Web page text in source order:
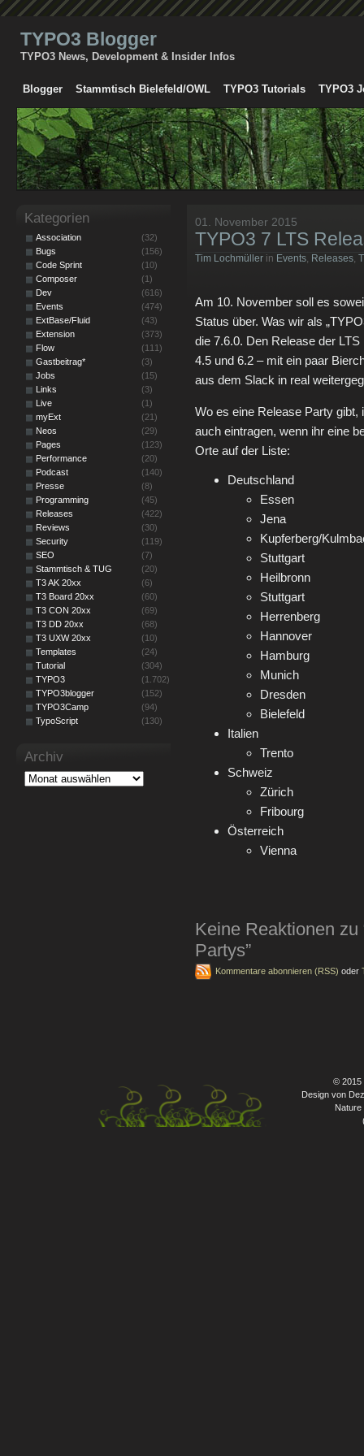
TYPO3 Blogger
TYPO3 News, Development & Insider Infos
Blogger Stammtisch Bielefeld/OWL TYPO3 Tutorials TYPO3
01. November 2015
TYPO3 7 LTS
Tim Lochmüller in Events, Releases,
Am 10. November soll es
Status über. Was wir als
die 7.6.0. Den Release der
4.5 und 6.2 – mit ein paar
aus dem Slack in real
Wo es eine Release Party
auch eintragen, wenn ihr eine
Orte auf der Liste:
Deutschland
Essen
Jena
Kupferberg/
Stuttgart
Heilbronn
Stuttgart
Herrenberg
Hannover
Hamburg
Munich
Dresden
Bielefeld
Italien
Trento
Schweiz
Zürich
Fribourg
Österreich
Vienna
Keine Reaktionen zu
Partys”
Kommentare abonnieren (RSS) oder
Kategorien
Association
(32)
Bugs
(156)
Code Sprint
(10)
Composer
(1)
Dev
(616)
Events
(474)
ExtBase/Fluid
(43)
Extension
(373)
Flow
(111)
Gastbeitrag*
(3)
Jobs
(15)
Links
(3)
Live
(1)
myExt
(21)
Neos
(29)
Pages
(123)
Performance
(20)
Podcast
(140)
Presse
(8)
Programming
(45)
Releases
(422)
Reviews
(30)
Security
(119)
SEO
(7)
Stammtisch & TUG
(20)
T3 AK 20xx
(6)
T3 Board 20xx
(60)
T3 CON 20xx
(69)
T3 DD 20xx
(68)
T3 UXW 20xx
(10)
Templates
(24)
Tutorial
(304)
TYPO3
(1.702)
TYPO3blogger
(152)
TYPO3Camp
(94)
TypoScript
(130)
Archiv
© 2015
Design von
Nature